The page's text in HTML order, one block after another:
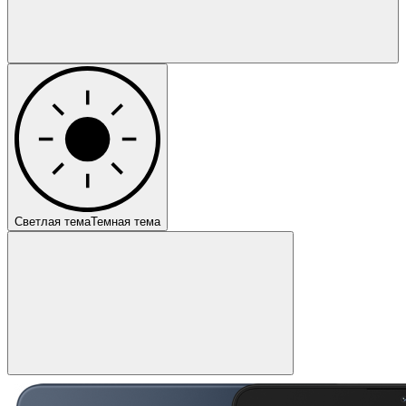
Светлая темаТемная тема